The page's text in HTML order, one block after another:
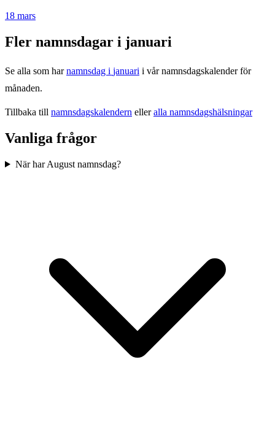
18 mars
Fler namnsdagar i januari
Se alla som har namnsdag i januari i vår namnsdagskalender för
månaden.
Tillbaka till namnsdagskalendern elleralla namnsdagshälsningar
Vanliga frågor
När har August namnsdag?